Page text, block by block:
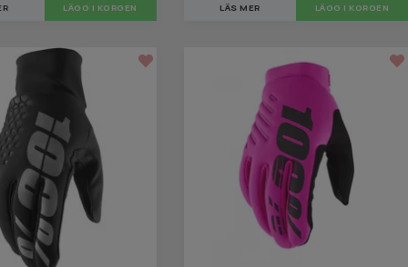
LÄGG I KORGEN LÄS MER LÄGG I KORGEN